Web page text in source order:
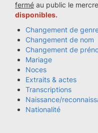
fermé au public le
disponibles.
Changement de
Changement de nom
Changement de
Mariage
Noces
Extraits & actes
Transcriptions
Naissance/
Nationalité